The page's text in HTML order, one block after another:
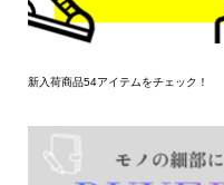
新入荷商品54アイテムをチェック！